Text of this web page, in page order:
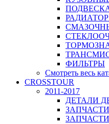
ФИЛЬТРЫ
Смотреть весь
CROSSTOUR
2011-2017
ДЕТАЛИ